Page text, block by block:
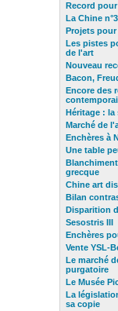
Record
La Chine
Projets
Les pistes
de l'art
Nouveau
Bacon,
Encore des
Héritage : la
Marché de
Enchères à
Une table
grecque
Chine art
Bilan
Disparition
Sesostris III
Enchères
Vente YSL-
Le marché
purgatoire
Le Musée
La
sa copie